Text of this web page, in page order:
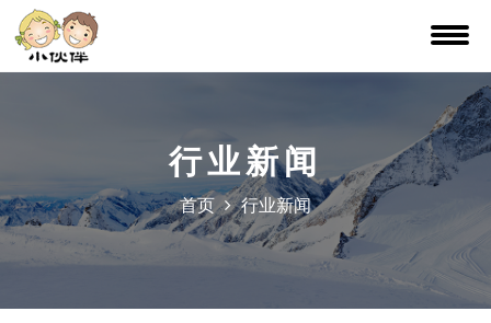
行业新闻
首页 行业新闻